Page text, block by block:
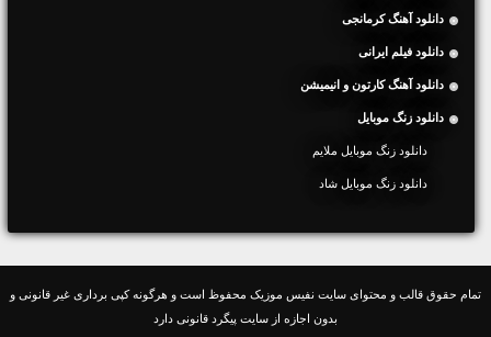
دانلود آهنگ کرمانجی
دانلود فیلم ایرانی
دانلود آهنگ کارتون و انیمیشن
دانلود زنگ موبایل
دانلود زنگ موبایل ملایم
دانلود زنگ موبایل شاد
تمام حقوق قالب و محتوای سایت نفیس موزیک محفوظ است و هرگونه کپی برداری غیر قانونی و
بدون اجازه از سایت پیگرد قانونی دارد